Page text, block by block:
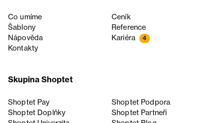
Co umíme
Ceník
Šablony
Reference
Nápověda
Kariéra 4
Kontakty
Skupina Shoptet
Shoptet Pay
Shoptet Podpora
Shoptet Doplňky
Shoptet Partneři